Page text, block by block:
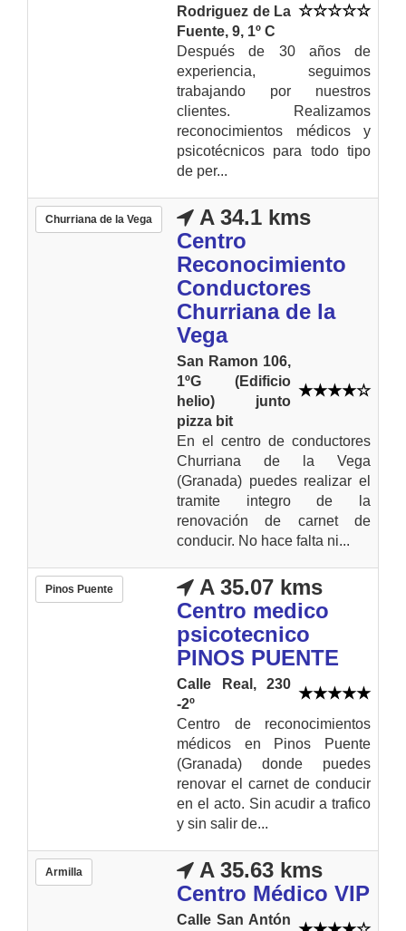
Rodriguez de La
Fuente, 9, 1º C
Después de 30 años de
experiencia, seguimos
trabajando por nuestros
clientes. Realizamos
reconocimientos médicos y
psicotécnicos para todo tipo
de per...
Churriana de la Vega
A 34.1 kms
Centro
Reconocimiento
Conductores
Churriana de la
Vega
San Ramon 106,
1ºG (Edificio
helio) junto
pizza bit
En el centro de conductores
Churriana de la Vega
(Granada) puedes realizar el
tramite integro de la
renovación de carnet de
conducir. No hace falta ni...
Pinos Puente
A 35.07 kms
Centro medico
psicotecnico
PINOS PUENTE
Calle Real, 230
-2º
Centro de reconocimientos
médicos en Pinos Puente
(Granada) donde puedes
renovar el carnet de conducir
en el acto. Sin acudir a trafico
y sin salir de...
Armilla
A 35.63 kms
Centro Médico VIP
Calle San Antón